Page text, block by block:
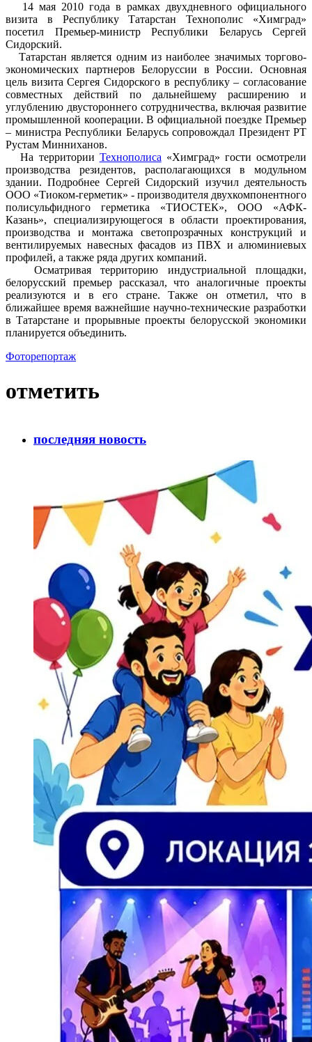
14 мая 2010 года в рамках двухдневного официального
визита в Республику Татарстан Технополис «Химград»
посетил Премьер-министр Республики Беларусь Сергей
Сидорский.
Татарстан является одним из наиболее значимых торгово-
экономических партнеров Белоруссии в России. Основная
цель визита Сергея Сидорского в республику – согласование
совместных действий по дальнейшему расширению и
углублению двустороннего сотрудничества, включая развитие
промышленной кооперации. В официальной поездке Премьер
– министра Республики Беларусь сопровождал Президент РТ
Рустам Минниханов.
На территории Технополиса «Химград» гости осмотрели
производства резидентов, располагающихся в модульном
здании. Подробнее Сергей Сидорский изучил деятельность
ООО «Тиоком-герметик» - производителя двухкомпонентного
полисульфидного герметика «ТИОСТЕК», ООО «АФК-
Казань», специализирующегося в области проектирования,
производства и монтажа светопрозрачных конструкций и
вентилируемых навесных фасадов из ПВХ и алюминиевых
профилей, а также ряда других компаний.
Осматривая территорию индустриальной площадки,
белорусский премьер рассказал, что аналогичные проекты
реализуются и в его стране. Также он отметил, что в
ближайшее время важнейшие научно-технические разработки
в Татарстане и прорывные проекты белорусской экономики
планируется объединить.
Фоторепортаж
отметить
последняя новость